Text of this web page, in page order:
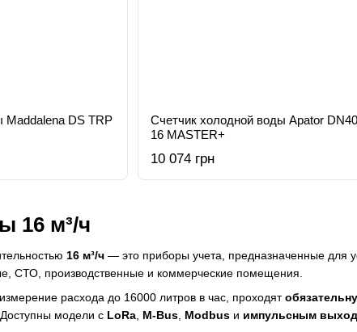
16 м³/ч
16 м³/ч — это приборы учета, предназначенные для
СТО, производственные и коммерческие помещения.
расхода до 16000 литров в час, проходят
модели с LoRa, M-Bus, Modbus и импульсным
Maddalena DS TRP
Счетчик холодной воды Apator
16 MASTER+
10 074 грн